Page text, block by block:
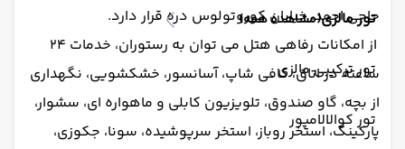
تور مالزی(مشاهده همه)
تور ترکیبی مالزی
تور کوالالامپور
حاجی احمد، خیابان کوروتولوس دره قرار دارد.
از امکانات رفاهی هتل می توان به رستوران، خدمات 24
ساعته در اتاق، کافی شاپ، آسانسور، خشکشویی، نگهداری
از بچه، گاو صندوق، تلویزیون کابلی و ماهواره ای، سشوار،
پارکینگ، استخر روباز، استخر سرپوشیده، سونا، جکوزی،